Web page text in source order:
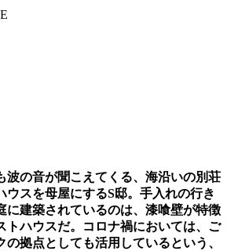
波の音が聞こえてくる、海沿いの別荘
ウスを母屋にするS邸。手入れの行き
に建築されているのは、漆喰壁が特徴
トハウスだ。コロナ禍においては、ご
の拠点としても活用しているという、